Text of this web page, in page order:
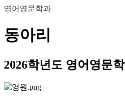
영어영문학과
동아리
2026학년도 영어영문